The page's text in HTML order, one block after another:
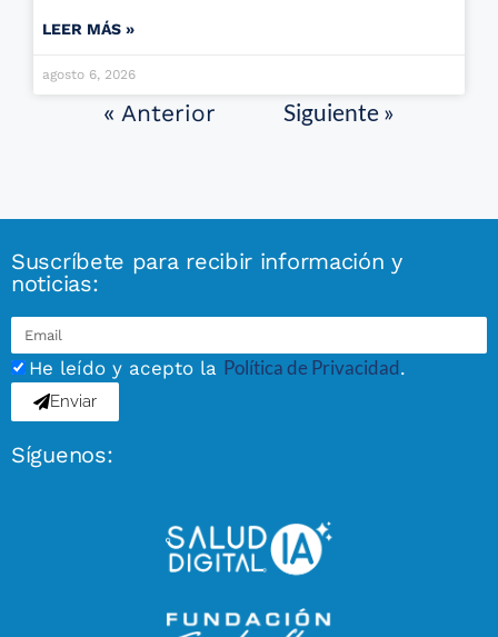
LEER MÁS »
agosto 6, 2026
« Anterior Siguiente »
Suscríbete para recibir información y
noticias:
He leído y acepto la Política de Privacidad.
Enviar
Síguenos: